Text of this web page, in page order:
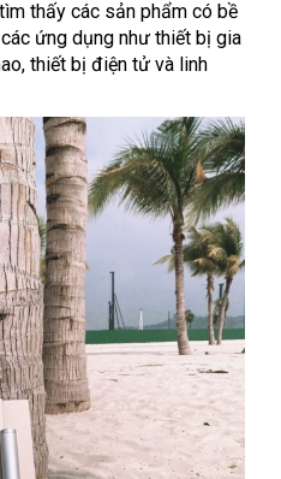
thấy các sản phẩm có bề
ứng dụng như thiết bị gia
thiết bị điện tử và linh